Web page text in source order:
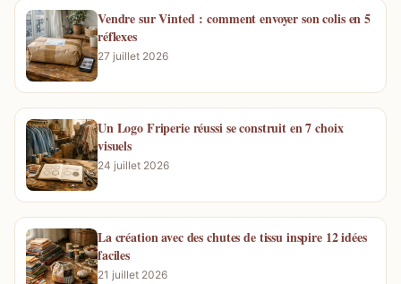
Vendre sur Vinted : comment envoyer son colis en 5
réflexes
27 juillet 2026
Un Logo Friperie réussi se construit en 7 choix
visuels
24 juillet 2026
La création avec des chutes de tissu inspire 12 idées
faciles
21 juillet 2026